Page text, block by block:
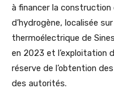
à financer la
d’hydrogène, localisée
thermoélectrique de
en 2023 et l’exploitation
réserve de l’obtention
des autorités.